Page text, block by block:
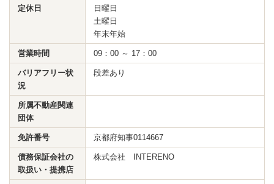
定休日
日曜日
土曜日
年末年始
営業時間 09：00 ～ 17：00
バリアフリー状
況
段差あり
所属不動産関連
団体
免許番号 京都府知事0114667
債務保証会社の
取扱い・提携店
株式会社 INTERENO